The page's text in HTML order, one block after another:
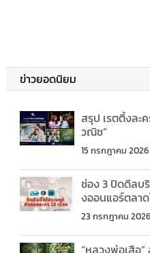
ข่าวยอดนิยม
สรุป เรตติ้งละ
วณิช”
15 กรกฎาคม 2026
ช่อง 3 ปิดดีลบริ
งออนแอร์ตลา
23 กรกฎาคม 2026
“หลวงพ่อเสือ”